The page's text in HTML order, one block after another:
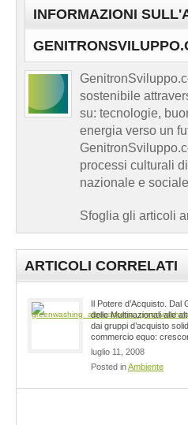
INFORMAZIONI
sostenibile
su: tecnologie,
energia verso un
processi culturali
nazionale e
Sfoglia gli articoli
ARTICOLI CORRELATI
Il Potere d’Acquisto. Dal
delle Multinazionali alle
dai gruppi d’acquisto
commercio equo:
luglio 11, 2008
Posted inAmbiente